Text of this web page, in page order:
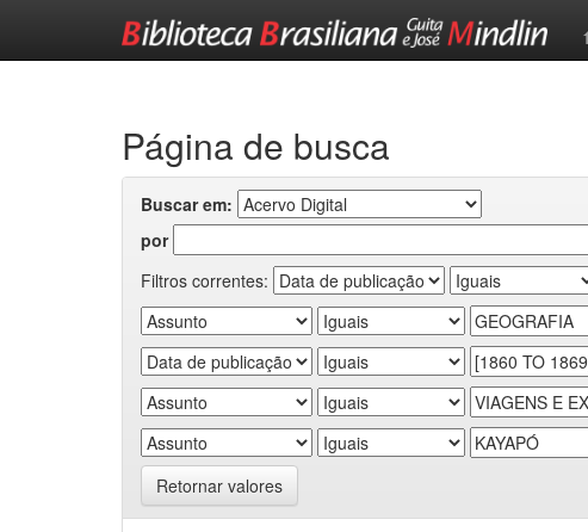
Página de busca
Buscar em:
por
Filtros correntes:
Retornar valores